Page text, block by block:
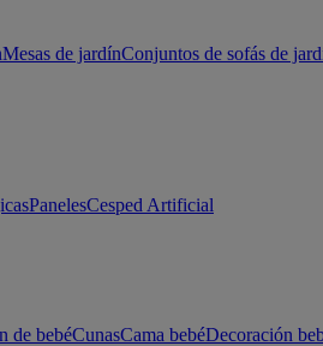
Mesas de jardínConjuntos de sofás de
PanelesCesped Artificial
de bebéCunasCama bebéDecoración